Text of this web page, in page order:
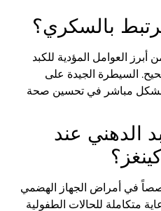
بالسكري؟
أبرز العوامل المؤدية للكبد
السيطرة الجيدة على
مباشر في تحسين صحة
الدهني عند
في أمراض الجهاز الهضمي
متكاملة للحالات الطفولية